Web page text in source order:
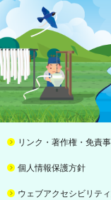
リンク・著作権・免責
個人情報保護方針
ウェブアクセシビリテ